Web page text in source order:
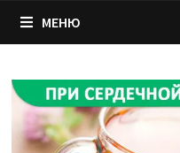
МЕНЮ